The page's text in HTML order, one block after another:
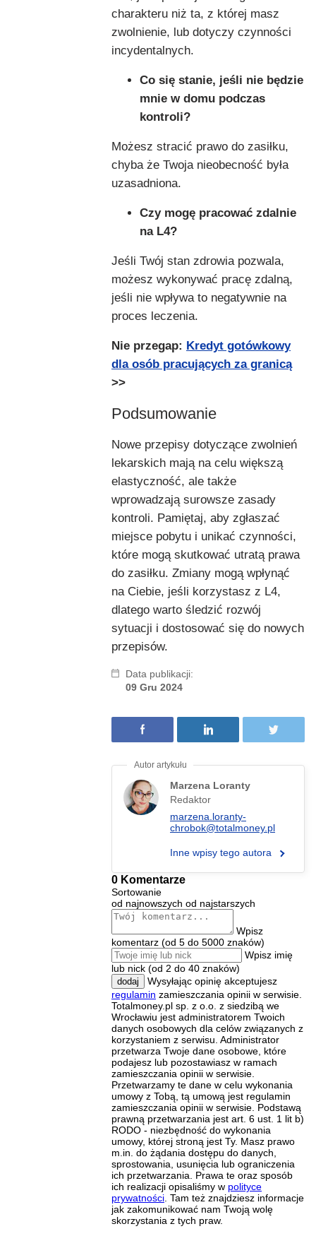
charakteru niż ta, z której masz
zwolnienie, lub dotyczy czynności
incydentalnych.
Co się stanie, jeśli nie będzie
mnie w domu podczas
kontroli?
Możesz stracić prawo do zasiłku,
chyba że Twoja nieobecność była
uzasadniona.
Czy mogę pracować zdalnie
na L4?
Jeśli Twój stan zdrowia pozwala,
możesz wykonywać pracę zdalną,
jeśli nie wpływa to negatywnie na
proces leczenia.
Nie przegap: Kredyt gotówkowy
dla osób pracujących za granicą
>>
Podsumowanie
Nowe przepisy dotyczące zwolnień
lekarskich mają na celu większą
elastyczność, ale także
wprowadzają surowsze zasady
kontroli. Pamiętaj, aby zgłaszać
miejsce pobytu i unikać czynności,
które mogą skutkować utratą prawa
do zasiłku. Zmiany mogą wpłynąć
na Ciebie, jeśli korzystasz z L4,
dlatego warto śledzić rozwój
sytuacji i dostosować się do nowych
przepisów.
Data publikacji:
09 Gru 2024
Marzena Loranty
Redaktor
marzena.loranty-
chrobok@totalmoney.pl
Inne wpisy tego autora
0 Komentarze
Sortowanie
od najnowszych od najstarszych
Wpisz
komentarz (od 5 do 5000 znaków)
Wpisz imię
lub nick (od 2 do 40 znaków)
dodaj
Wysyłając opinię akceptujesz
regulamin zamieszczania opinii w serwisie.
Totalmoney.pl sp. z o.o. z siedzibą we
Wrocławiu jest administratorem Twoich
danych osobowych dla celów związanych z
korzystaniem z serwisu. Administrator
przetwarza Twoje dane osobowe, które
podajesz lub pozostawiasz w ramach
zamieszczania opinii w serwisie.
Przetwarzamy te dane w celu wykonania
umowy z Tobą, tą umową jest regulamin
zamieszczania opinii w serwisie. Podstawą
prawną przetwarzania jest art. 6 ust. 1 lit b)
RODO - niezbędność do wykonania
umowy, której stroną jest Ty. Masz prawo
m.in. do żądania dostępu do danych,
sprostowania, usunięcia lub ograniczenia
ich przetwarzania. Prawa te oraz sposób
ich realizacji opisaliśmy w polityce
prywatności . Tam też znajdziesz informacje
jak zakomunikować nam Twoją wolę
skorzystania z tych praw.